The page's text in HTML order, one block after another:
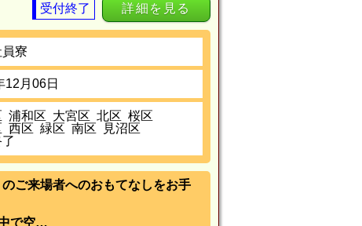
受付終了 詳細を見る
寮
12月06日
浦和区 大宮区 北区 桜区
西区 緑区 南区
見沼区
ご来場者へのおもてなしをお手
で空…